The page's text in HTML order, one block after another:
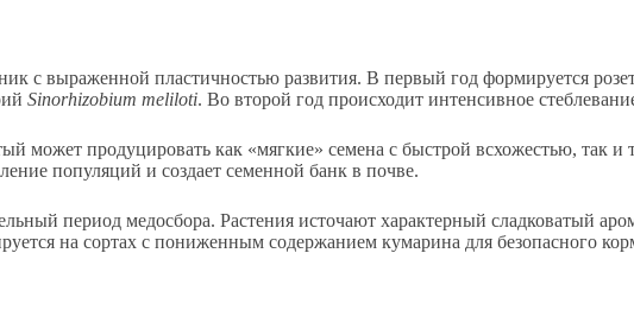
с выраженной пластичностью развития. В первый год формируется
Sinorhizobium meliloti. Во второй год происходит интенсивное
может продуцировать как «мягкие» семена с быстрой всхожестью, так и
популяций и создает семенной банк в почве.
период медосбора. Растения источают характерный сладковатый
на сортах с пониженным содержанием кумарина для безопасного